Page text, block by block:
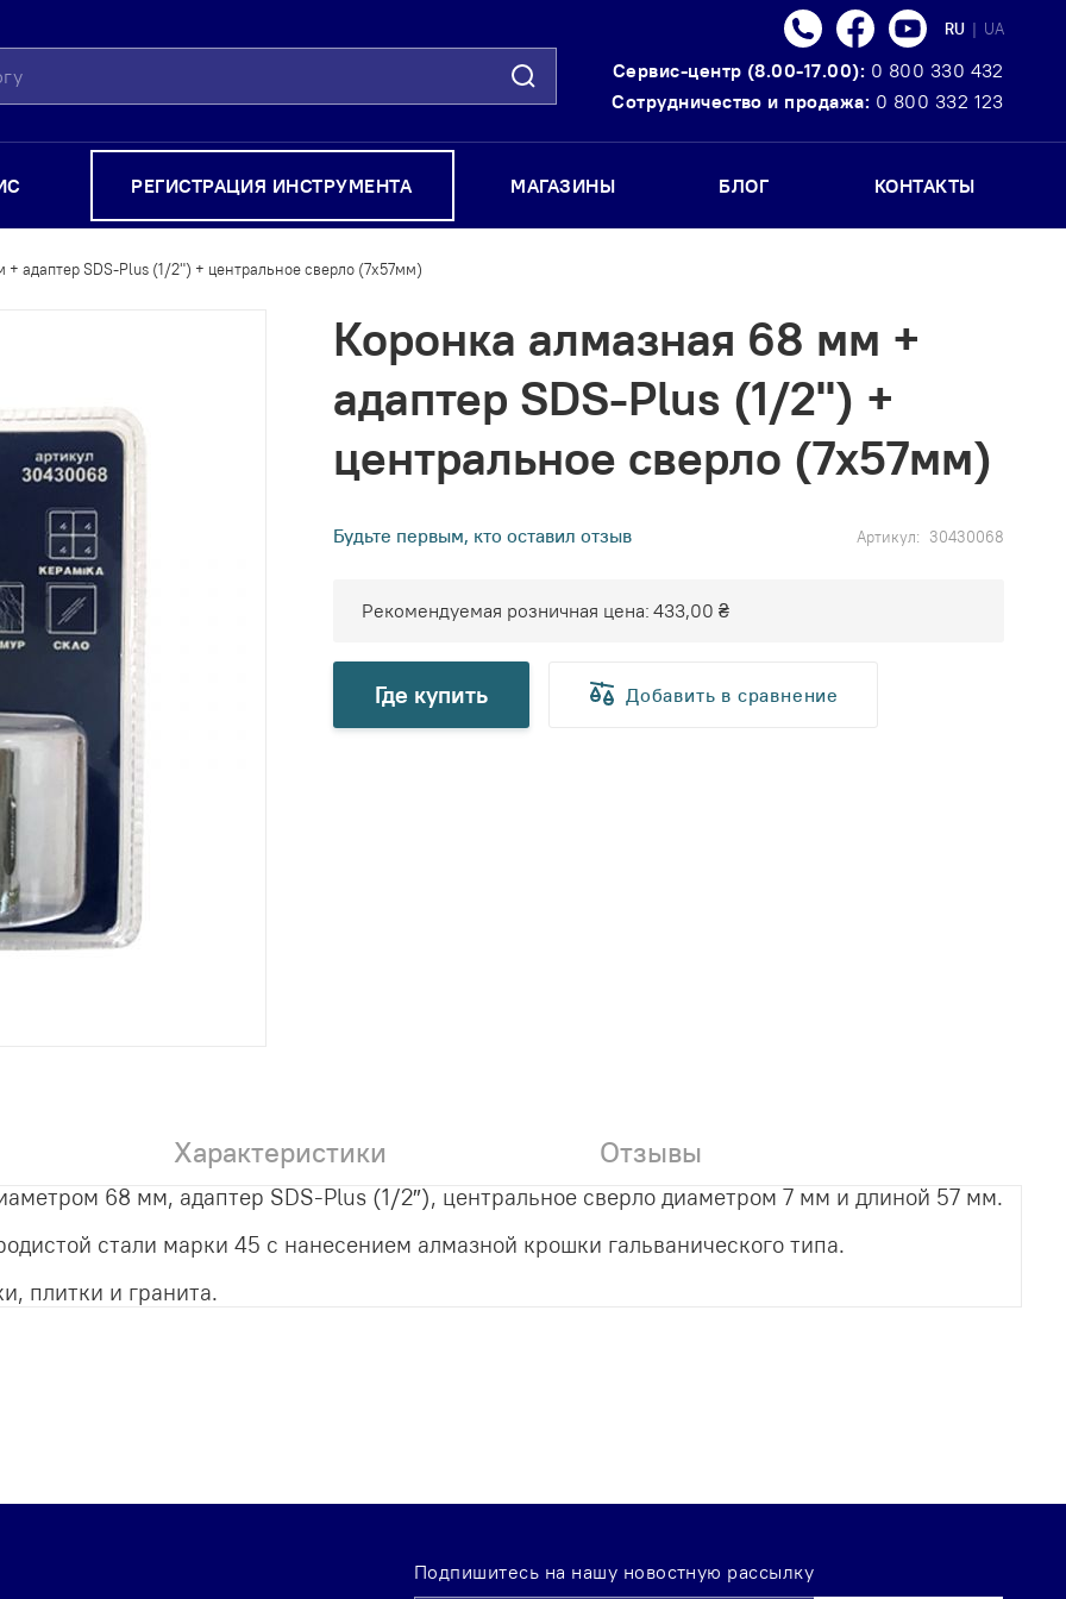
Поиск
ТелефонFacebookYoutube Язык
RU | UA
Сервис-центр (8.00-17.00): 0 800 330 432
Сотрудничество и продажа: 0 800 332 123
РЕГИСТРАЦИЯ ИНСТРУМЕНТА МАГАЗИНЫ БЛОГ КОНТАКТЫ
адаптер SDS-Plus (1/2") + центральное сверло (7x57мм)
Коронка алмазная 68 мм +
адаптер SDS-Plus (1/2") +
центральное сверло (7x57мм)
Будьте первым, кто оставил отзыв Артикул 30430068
Рекомендуемая розничная цена: 433,00 ₴
Где купить Добавить в сравнение
68 мм, адаптер SDS-Plus (1/2″), центральное сверло диаметром 7 мм и длиной 57 мм.
стали марки 45 с нанесением алмазной крошки гальванического типа.
плитки и гранита.
Характеристики Отзывы
Подпишитесь на нашу новостную рассылку